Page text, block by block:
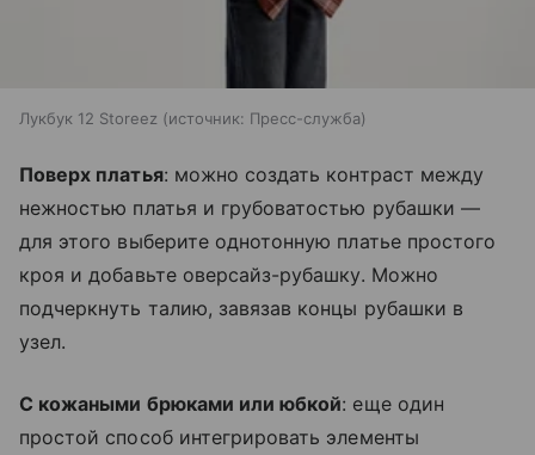
Лукбук 12 Storeez источник: Пресс-служба
Поверх платья: можно создать контраст между
нежностью платья и грубоватостью рубашки —
для этого выберите однотонную платье простого
кроя и добавьте оверсайз-рубашку. Можно
подчеркнуть талию, завязав концы рубашки в
узел.
С кожаными брюками или юбкой: еще один
простой способ интегрировать элементы